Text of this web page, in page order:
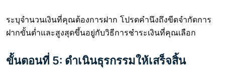
ระบุจำนวนเงินที่คุณต้องการฝาก โปรดคำนึงถึงขีดจำกัดการ
ฝากขั้นต่ำและสูงสุดขึ้นอยู่กับวิธีการชำระเงินที่คุณเลือก
ขั้นตอนที่ 5: ดำเนินธุรกรรมให้เสร็จสิ้น